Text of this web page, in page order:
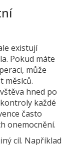
existují
Pokud máte
může
měsíců.
hned po
každé
často
onemocnění.
cíl. Například